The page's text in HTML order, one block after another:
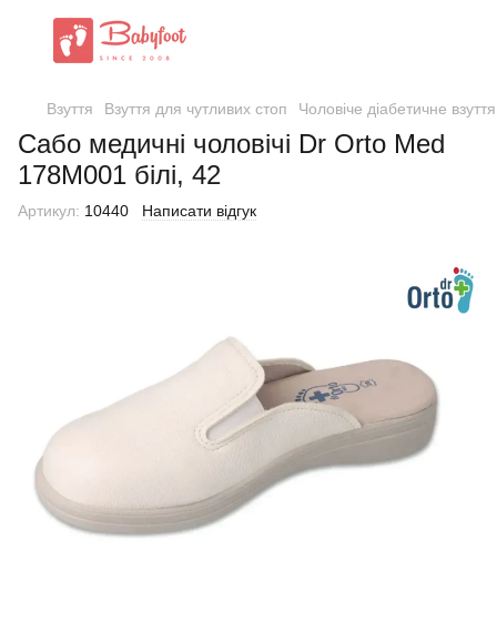
Взуття Взуття для чутливих стоп Чоловіче діабетичне взуття
Сабо медичні чоловічі Dr Orto Med
178M001 білі, 42
Артикул: 10440 Написати відгук